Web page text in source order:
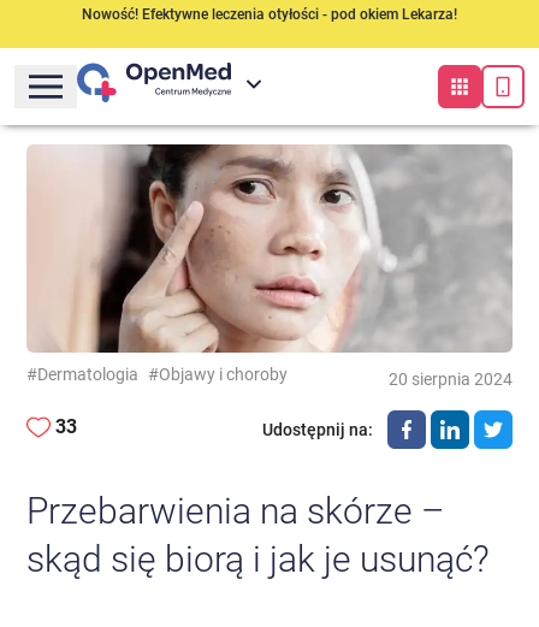
Nowość! Efektywne leczenia otyłości - pod okiem Lekarza!
#Dermatologia #Objawy i choroby 20 sierpnia 2024
33 Udostępnij na:
Przebarwienia na skórze –
skąd się biorą i jak je usunąć?